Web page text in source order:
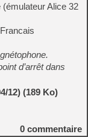
Alice 32
d’arrêt dans
12) (189 Ko)
0 commentaire